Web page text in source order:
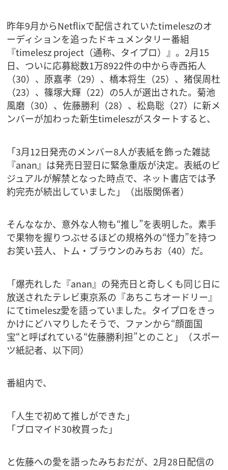
昨年9月からNetflixで配信されていたtimeleszのオ
ーディションを追ったドキュメンタリー番組
『timelesz project（通称、タイプロ）』。2月15
日、ついに応募総数1万8922件の中から寺西拓人
（30）、原嘉孝（29）、橋本将生（25）、猪俣周杜
（23）、篠塚大輝（22）の5人が選出された。菊池
風磨（30）、佐藤勝利（28）、松島聡（27）に新メ
ンバーが加わった新生timeleszがスタートすると、
「3月12日発売のメンバー8人が表紙を飾った雑誌
『anan』は発売日翌日に緊急重版が決定。表紙のビ
ジュアルが解禁となった時点で、ネット書店では予
約完売が続出していました」（出版関係者）
そんななか、意外な人物も“推し”を表明した。素手
で果物を握りつぶせるほどの規格外の“怪力”を持つ
お笑い芸人、トム・ブラウンのみちお（40）だ。
「爆売れした『anan』の発売日と奇しくも同じ日に
放送されたテレビ東京系の『あちこちオードリー』
にてtimelesz愛を語っていました。タイプロをきっ
かけにどハマりしたそうで、ファンから“顔面国
宝“と呼ばれている“佐藤勝利担”とのこと」（スポー
ツ紙記者、以下同）
番組内で、
「人生で初めて推しができた」
「ブロマイド30枚買った」
と佐藤への愛を語ったみちおだが、2月28日配信の